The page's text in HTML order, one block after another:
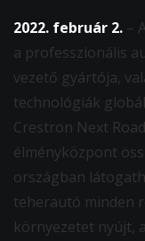
2022. február 2. –
a professzionális
vezető gyártója,
technológiák
Crestron Next
élményközpont
országban
teherautó minden
környezetet nyújt,